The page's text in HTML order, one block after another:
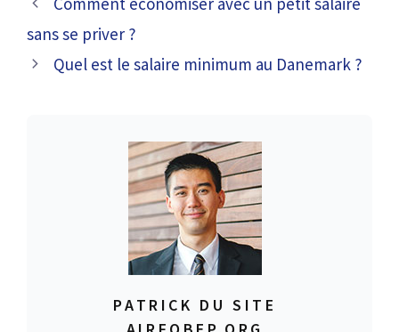
sans se priver ?
Quel est le salaire minimum au Danemark ?
PATRICK DU SITE